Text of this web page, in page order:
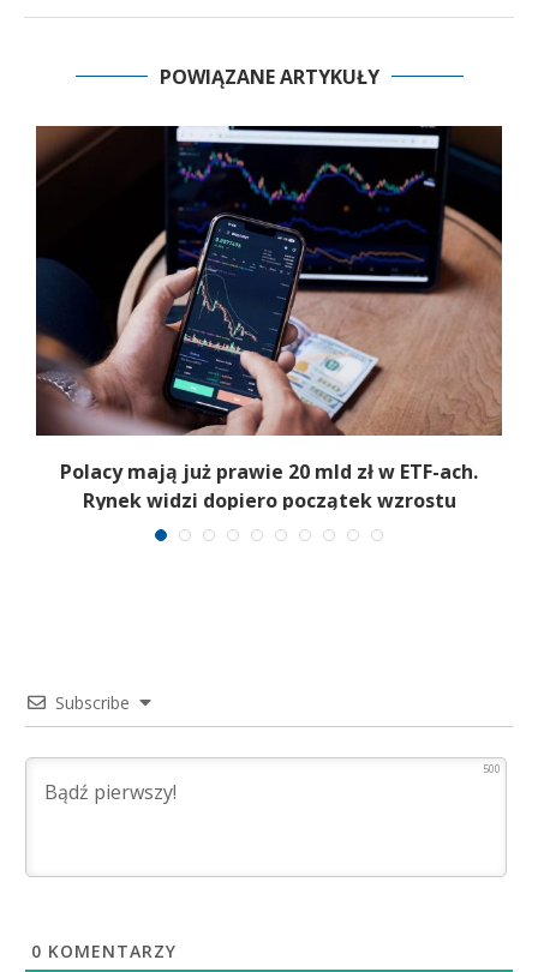
POWIĄZANE ARTYKUŁY
Polacy mają już prawie 20 mld zł w ETF-ach.
Rynek widzi dopiero początek wzrostu
Subscribe
500
0 KOMENTARZY